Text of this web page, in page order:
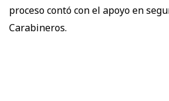
proceso contó con el apoyo en
Carabineros.